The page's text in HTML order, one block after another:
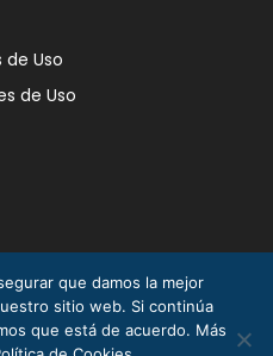
Uso
de Uso
que damos la mejor
sitio web. Si continúa
que está de acuerdo. Más